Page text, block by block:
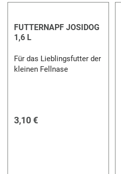
FUTTERNAPF JOSIDOG
1,6 L
Für das Lieblingsfutter der
kleinen Fellnase
3,10 €